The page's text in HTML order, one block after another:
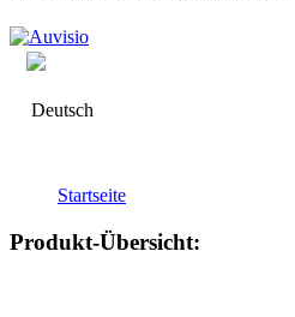
Deutsch
Startseite
Produkt-Übersicht: